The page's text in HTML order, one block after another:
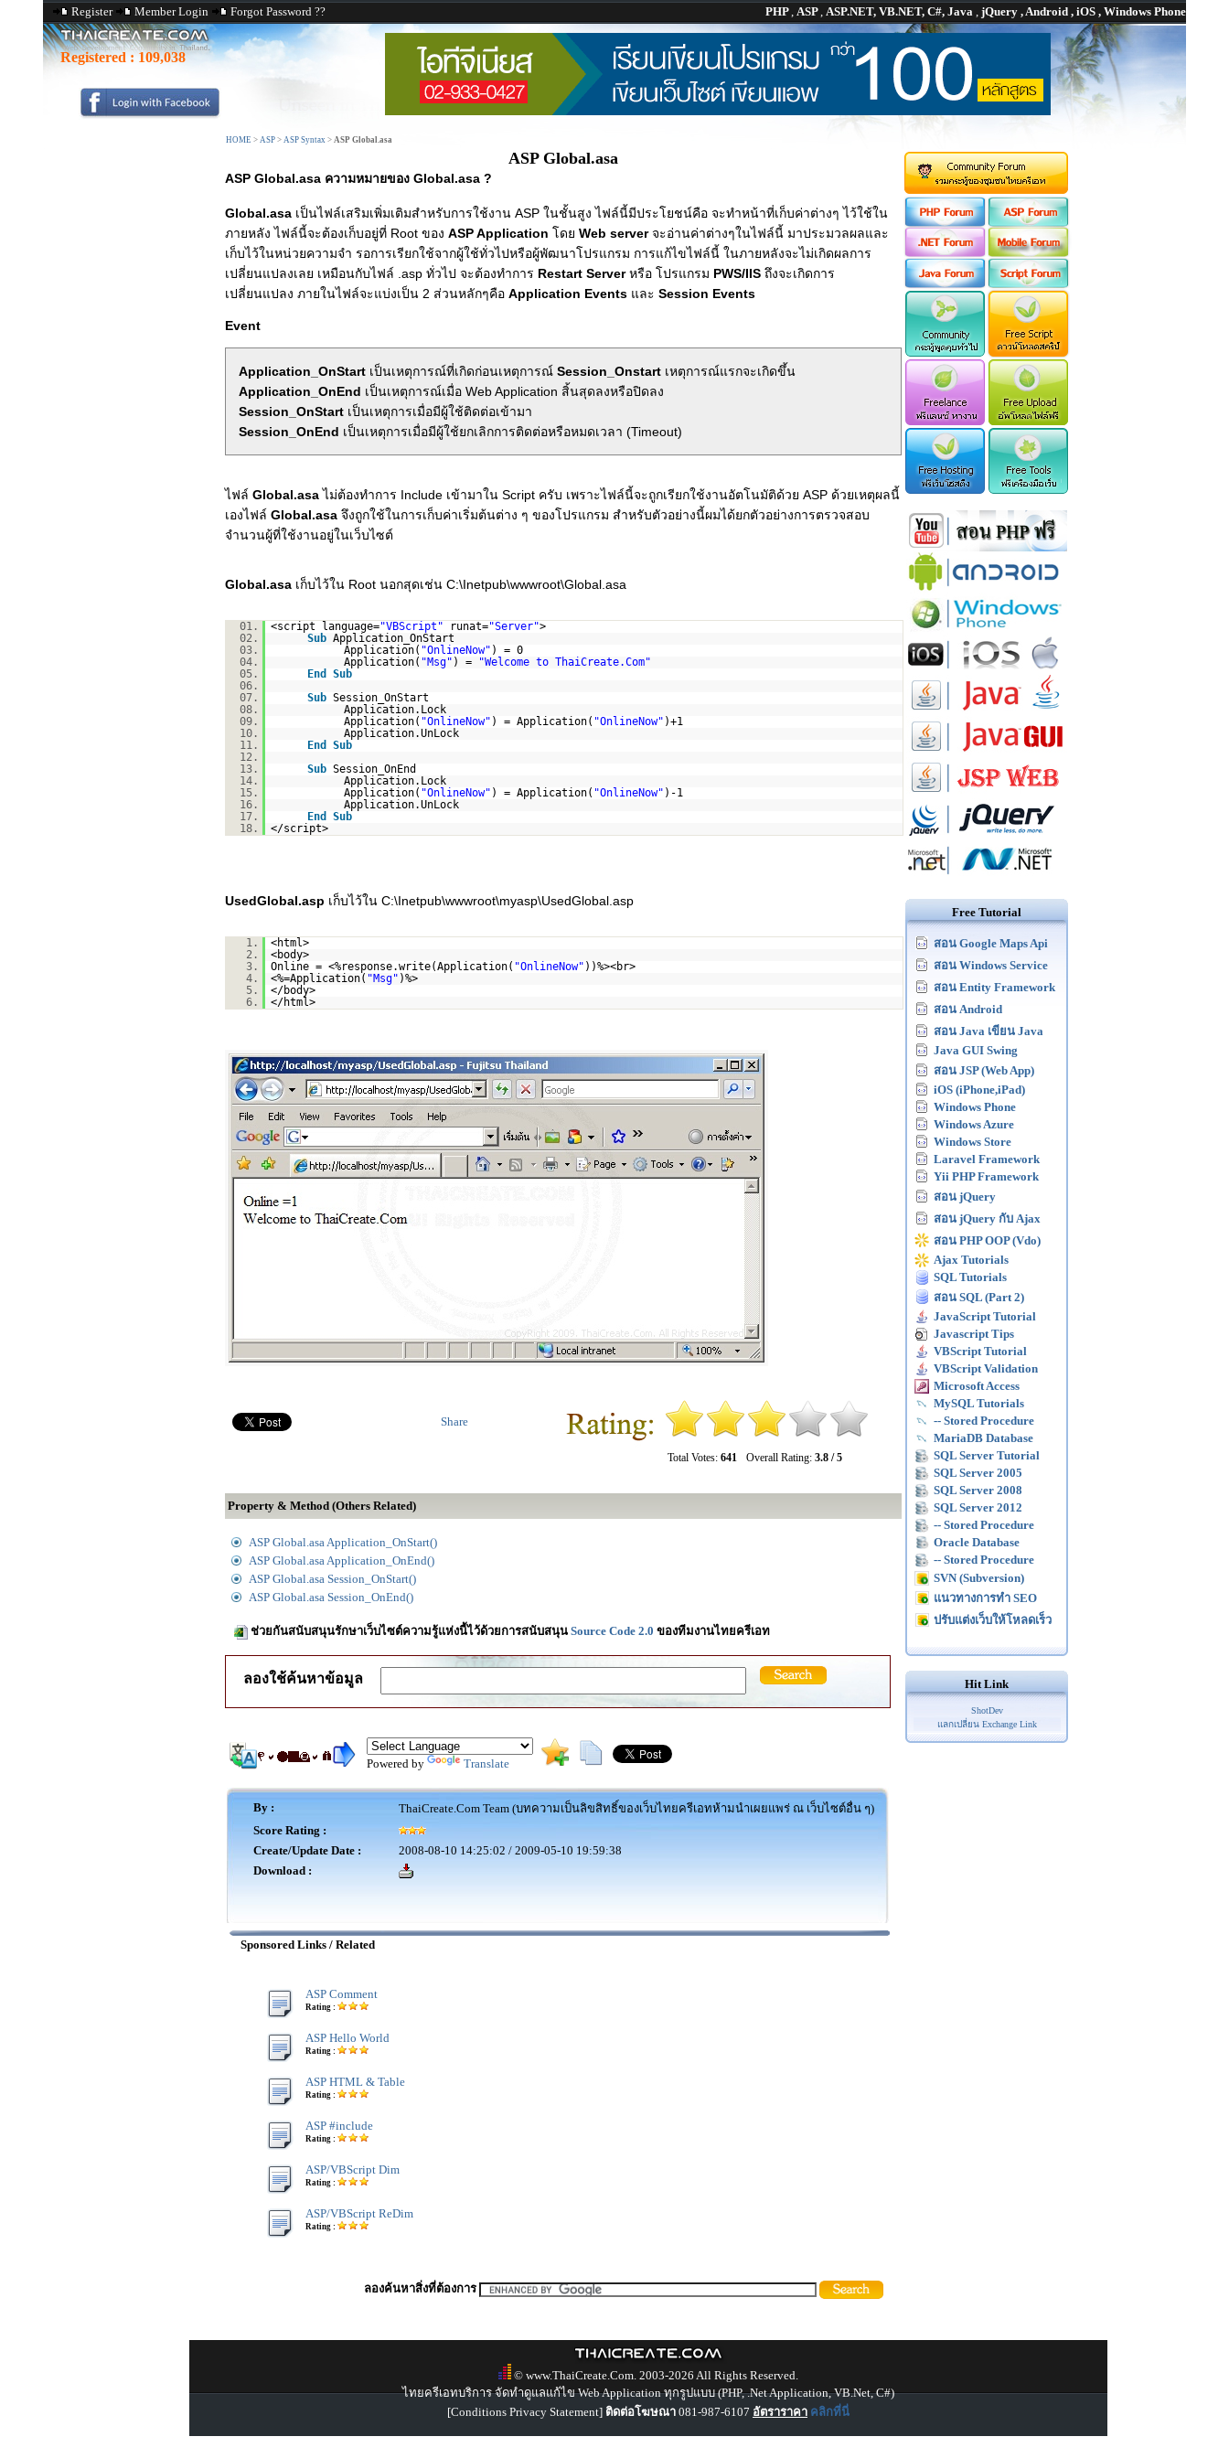
Register Member Login Forgot Password ?? PHP, ASP, ASP.NET, VB.NET, C#, Java , jQuery , Android , iOS , Windows Phone
Registered : 109,038
HOME > ASP > ASP Syntax > ASP Global.asa
ASP Global.asa
ASP Global.asa ความหมายของ Global.asa ?
Global.asa เป็นไฟล์เสริมเพิ่มเติมสำหรับการใช้งาน ASP ในชั้นสูง ไฟล์นี้มีประโยชน์คือ จะทำหน้าที่เก็บค่าต่างๆ ไว้ใช้ใน
ภายหลัง ไฟล์นี้จะต้องเก็บอยู่ที่ Root ของ ASP Application โดย Web serverจะอ่านค่าต่างๆในไฟล์นี้ มาประมวลผลและ
เก็บไว้ในหน่วยความจำ รอการเรียกใช้จากผู้ใช้ทั่วไปหรือผู้พัฒนาโปรแกรม การแก้ไขไฟล์นี้ ในภายหลังจะไม่เกิดผลการ
เปลี่ยนแปลงเลย เหมือนกับไฟล์ .asp ทั่วไป จะต้องทำการ Restart Serverหรือ โปรแกรม PWS/IIS ถึงจะเกิดการ
เปลี่ยนแปลง ภายในไฟล์จะแบ่งเป็น 2 ส่วนหลักๆคือ Application Events และ Session Events
Event
Application_OnStart เป็นเหตุการณ์ที่เกิดก่อนเหตุการณ์ Session_Onstart เหตุการณ์แรกจะเกิดขึ้น
Application_OnEnd เป็นเหตุการณ์เมื่อ Web Application สิ้นสุดลงหรือปิดลง
Session_OnStart เป็นเหตุการเมื่อมีผู้ใช้ติดต่อเข้ามา
Session_OnEnd เป็นเหตุการเมื่อมีผู้ใช้ยกเลิกการติดต่อหรือหมดเวลา (Timeout)
ไฟล์ Global.asaไม่ต้องทำการ Include เข้ามาใน Script ครับ เพราะไฟล์นี้จะถูกเรียกใช้งานอัตโนมัติด้วย ASP ด้วยเหตุผลนี้
เองไฟล์ Global.asa จึงถูกใช้ในการเก็บค่าเริ่มต้นต่าง ๆ ของโปรแกรม สำหรับตัวอย่างนี้ผมได้ยกตัวอย่างการตรวจสอบ
จำนวนผู้ที่ใช้งานอยู่ในเว็บไซต์
Global.asa เก็บไว้ใน Root นอกสุดเช่น C:\Inetpub\wwwroot\Global.asa
01. <script language="VBScript" runat="Server">
02.
Sub Application_OnStart
03.
Application( "OnlineNow" ) = 0
04.
Application( "Msg" ) =
"Welcome to ThaiCreate.Com"
05.
End
Sub
06.
07.
Sub Session_OnStart
08.
Application.Lock
09.
Application( "OnlineNow" ) = Application( "OnlineNow" )+1
10.
Application.UnLock
11.
End
Sub
12.
13.
Sub Session_OnEnd
14.
Application.Lock
15.
Application( "OnlineNow" ) = Application( "OnlineNow" )-1
16.
Application.UnLock
17.
End
Sub
18.
</script>
UsedGlobal.asp เก็บไว้ใน C:\Inetpub\wwwroot\myasp\UsedGlobal.asp
1.
<html>
2.
<body>
3.
Online = <%response.write(Application( "OnlineNow" ))%><br>
4.
<%=Application( "Msg" )%>
5.
</body>
6.
</html>
Total Votes: 641 Overall Rating: 3.8 / 5
Share
Property & Method (Others Related)
ASP Global.asa Application_OnStart()
ASP Global.asa Application_OnEnd()
ASP Global.asa Session_OnStart()
ASP Global.asa Session_OnEnd()
ช่วยกันสนับสนุนรักษาเว็บไซต์ความรู้แห่งนี้ไว้ด้วยการสนับสนุน Source Code 2.0 ของทีมงานไทยครีเอท
ลองใช้ค้นหาข้อมูล
Powered by Translate
By :
ThaiCreate.Com Team (บทความเป็นลิขสิทธิ์ของเว็บไทยครีเอทห้ามนำเผยแพร่ ณ เว็บไซต์อื่น ๆ)
Score Rating :
Create/Update Date :
2008-08-10 14:25:02 / 2009-05-10 19:59:38
Download :
Sponsored Links / Related
ASP Comment
Rating :
ASP Hello World
Rating :
ASP HTML & Table
Rating :
ASP #include
Rating :
ASP/VBScript Dim
Rating :
ASP/VBScript ReDim
Rating :
Free Tutorial
สอน Google Maps Api
สอน Windows Service
สอน Entity Framework
สอน Android
สอน Java เขียน Java
Java GUI Swing
สอน JSP (Web App)
iOS (iPhone,iPad)
Windows Phone
Windows Azure
Windows Store
Laravel Framework
Yii PHP Framework
สอน jQuery
สอน jQuery กับ Ajax
สอน PHP OOP (Vdo)
Ajax Tutorials
SQL Tutorials
สอน SQL (Part 2)
JavaScript Tutorial
Javascript Tips
VBScript Tutorial
VBScript Validation
Microsoft Access
MySQL Tutorials
-- Stored Procedure
MariaDB Database
SQL Server Tutorial
SQL Server 2005
SQL Server 2008
SQL Server 2012
-- Stored Procedure
Oracle Database
-- Stored Procedure
SVN (Subversion)
แนวทางการทำ SEO
ปรับแต่งเว็บให้โหลดเร็ว
Hit Link
ShotDev
แลกเปลี่ยน Exchange Link
ลองค้นหาสิ่งที่ต้องการ
© www.ThaiCreate.Com. 2003-2026 All Rights Reserved.
ไทยครีเอทบริการ จัดทำดูแลแก้ไข Web Application ทุกรูปแบบ (PHP, .Net Application, VB.Net, C#)
[Conditions Privacy Statement] ติดต่อโฆษณา 081-987-6107 อัตราราคา คลิกที่นี่